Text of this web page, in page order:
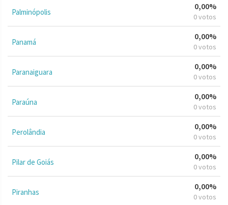
Palminópolis
0,00%
0 votos
Panamá
0,00%
0 votos
Paranaiguara
0,00%
0 votos
Paraúna
0,00%
0 votos
Perolândia
0,00%
0 votos
Pilar de Goiás
0,00%
0 votos
Piranhas
0,00%
0 votos